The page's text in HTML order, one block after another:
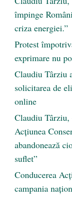
împinge
criza energiei.”
Protest
exprimare nu
Claudiu Târziu
solicitarea de
online
Claudiu Târziu,
Acțiunea
abandonează
suflet”
Conducerea
campania